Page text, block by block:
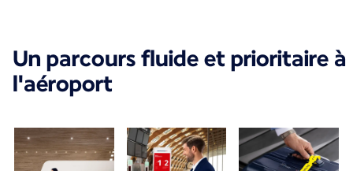
Un parcours fluide et prioritaire à
l'aéroport